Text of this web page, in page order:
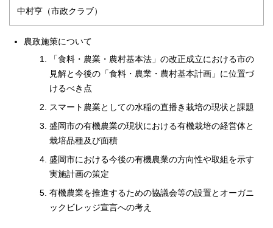
中村亨（市政クラブ）
農政施策について
「食料・農業・農村基本法」の改正成立における市の
見解と今後の「食料・農業・農村基本計画」に位置づ
けるべき点
スマート農業としての水稲の直播き栽培の現状と課題
盛岡市の有機農業の現状における有機栽培の経営体と
栽培品種及び面積
盛岡市における今後の有機農業の方向性や取組を示す
実施計画の策定
有機農業を推進するための協議会等の設置とオーガニ
ックビレッジ宣言への考え